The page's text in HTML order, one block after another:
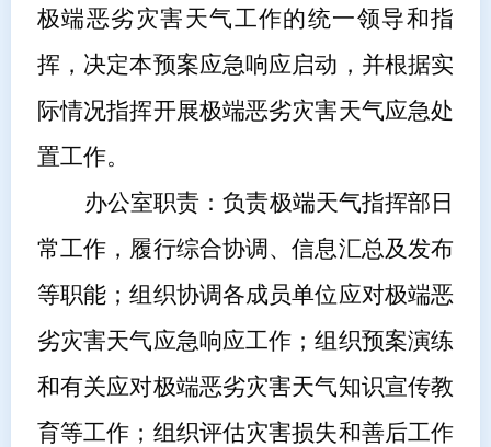
极端恶劣灾害天气工作的统一领导和指
挥，决定本预案应急响应启动，并根据实
际情况指挥开展极端恶劣灾害天气应急处
置工作。
办公室职责：负责极端天气指挥部日
常工作，履行综合协调、信息汇总及发布
等职能；组织协调各成员单位应对极端恶
劣灾害天气应急响应工作；组织预案演练
和有关应对极端恶劣灾害天气知识宣传教
育等工作；组织评估灾害损失和善后工作